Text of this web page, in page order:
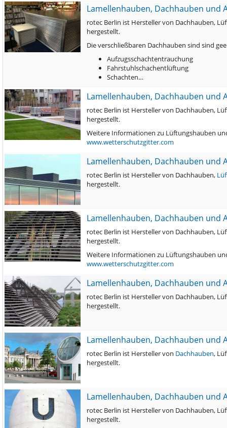
Lamellenhauben, Dachhauben und
rotec Berlin ist Hersteller von Dachhauben,
hergestellt.
Die verschließbaren Dachhauben sind sind
Aufzugsschachtentrauchung
Fahrstuhlschachentlüftung
Schachten…
Lamellenhauben, Dachhauben und
rotec Berlin ist Hersteller von Dachhauben,
hergestellt.
Weitere Informationen zu Lüftungshauben
www.wetterschutzgitter.com
Lamellenhauben, Dachhauben und
rotec Berlin ist Hersteller von Dachhauben,
hergestellt.
Lamellenhauben, Dachhauben und
rotec Berlin ist Hersteller von Dachhauben,
hergestellt.
Weitere Informationen zu Lüftungshauben
www.wetterschutzgitter.com
Lamellenhauben, Dachhauben und
rotec Berlin ist Hersteller von Dachhauben,
hergestellt.
Lamellenhauben, Dachhauben und
rotec Berlin ist Hersteller von Dachhauben,
hergestellt.
Lamellenhauben, Dachhauben und
rotec Berlin ist Hersteller von Dachhauben,
hergestellt.